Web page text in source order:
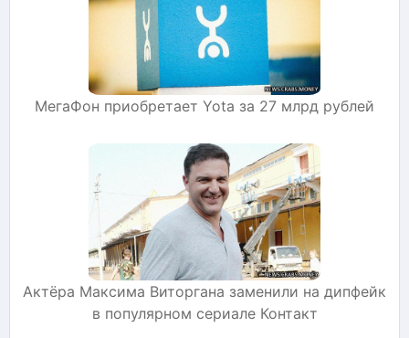
МегаФон приобретает Yota за 27 млрд рублей
Актёра Максима Виторгана заменили на дипфейк
в популярном сериале Контакт